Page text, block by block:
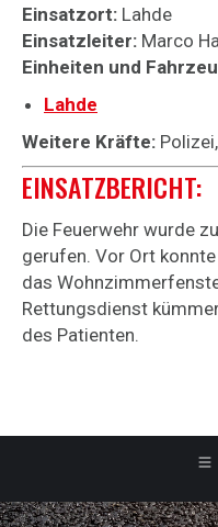
Einsatzort: Lahde
Einsatzleiter: Marco
Einheiten und
Lahde
Weitere Kräfte:
EINSATZBERICHT:
Die Feuerwehr wurde
gerufen. Vor Ort
das
Rettungsdienst
des Patienten.